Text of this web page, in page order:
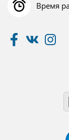
Время